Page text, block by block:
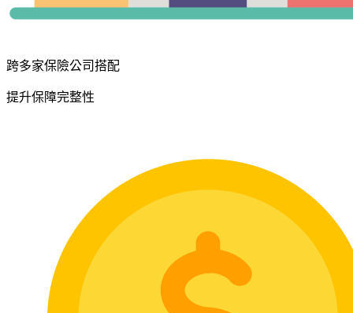
跨多家保險公司搭配
提升保障完整性